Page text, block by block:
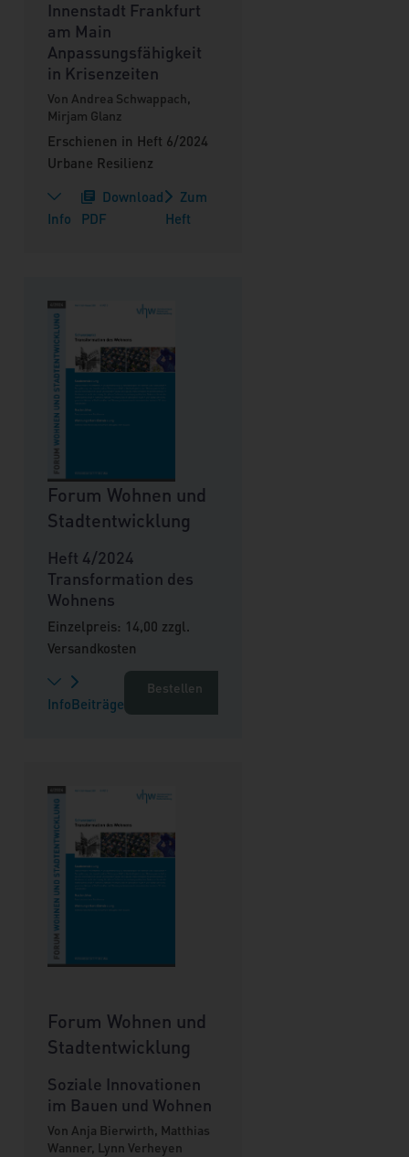
Innenstadt Frankfurt
am Main
Anpassungsfähigkeit
in Krisenzeiten
Von Andrea Schwappach,
Mirjam Glanz
Erschienen in Heft 6/2024
Urbane Resilienz
Info
Download
PDF
Zum
Heft
Forum Wohnen und
Stadtentwicklung
Heft 4/2024
Transformation des
Wohnens
Einzelpreis: 14,00 zzgl.
Versandkosten
InfoBeiträge
Bestellen
Forum Wohnen und
Stadtentwicklung
Soziale Innovationen
im Bauen und Wohnen
Von Anja Bierwirth, Matthias
Wanner, Lynn Verheyen